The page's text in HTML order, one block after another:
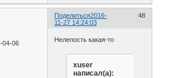
Поделиться 48
2016-
11-27 14:24:03
04-06
Нелепость какая-то
xuser
написал(а):